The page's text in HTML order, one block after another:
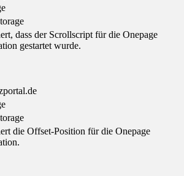
dass der Scrollscript für die Onepage
gestartet wurde.
die Offset-Position für die Onepage